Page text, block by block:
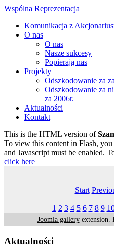
Wspólna Reprezentacja
Komunikacja z
O nas
O nas
Nasze sukcesy
Popierają nas
Projekty
Odszkodowanie za
Odszkodowanie za
za 2006r.
Aktualności
Kontakt
This is the HTML version of
To view this content in Flash,
and Javascript must be enabled.
click here
Start
1 2 3 4 5 6 7 8 9
Joomla galleryextension.
Aktualności